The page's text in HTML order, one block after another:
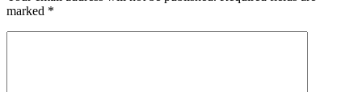
marked *